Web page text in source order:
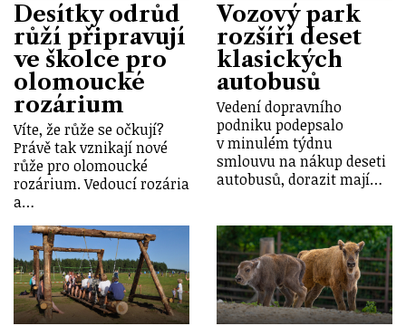
Desítky odrůd
růží připravují
ve školce pro
olomoucké
rozárium
Víte, že růže se očkují?
Právě tak vznikají nové
růže pro olomoucké
rozárium. Vedoucí rozária
a…
Vozový park
rozšíří deset
klasických
autobusů
Vedení dopravního
podniku podepsalo
v minulém týdnu
smlouvu na nákup deseti
autobusů, dorazit mají…